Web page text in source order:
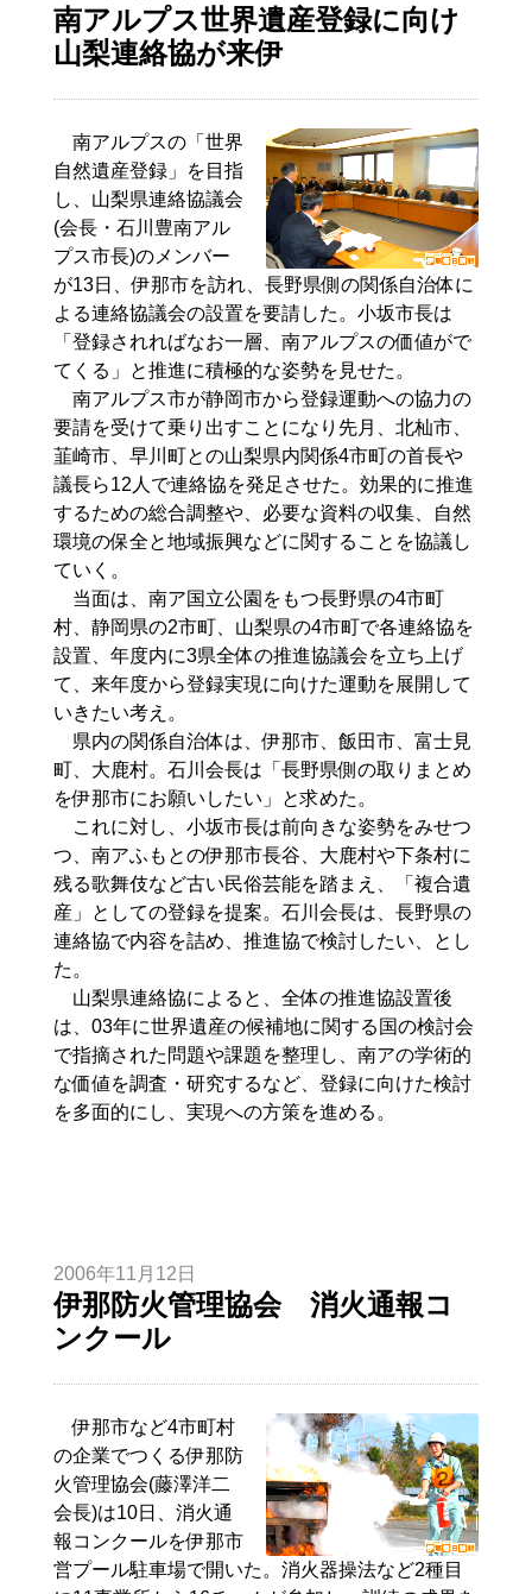
南アルプス世界遺産登録に向け
山梨連絡協が来伊
南アルプスの「世界
自然遺産登録」を目指
し、山梨県連絡協議会
(会長・石川豊南アル
プス市長)のメンバー
が13日、伊那市を訪れ、長野県側の関係自治体に
よる連絡協議会の設置を要請した。小坂市長は
「登録されればなお一層、南アルプスの価値がで
てくる」と推進に積極的な姿勢を見せた。
南アルプス市が静岡市から登録運動への協力の
要請を受けて乗り出すことになり先月、北杣市、
韮崎市、早川町との山梨県内関係4市町の首長や
議長ら12人で連絡協を発足させた。効果的に推進
するための総合調整や、必要な資料の収集、自然
環境の保全と地域振興などに関することを協議し
ていく。
当面は、南ア国立公園をもつ長野県の4市町
村、静岡県の2市町、山梨県の4市町で各連絡協を
設置、年度内に3県全体の推進協議会を立ち上げ
て、来年度から登録実現に向けた運動を展開して
いきたい考え。
県内の関係自治体は、伊那市、飯田市、富士見
町、大鹿村。石川会長は「長野県側の取りまとめ
を伊那市にお願いしたい」と求めた。
これに対し、小坂市長は前向きな姿勢をみせつ
つ、南アふもとの伊那市長谷、大鹿村や下条村に
残る歌舞伎など古い民俗芸能を踏まえ、「複合遺
産」としての登録を提案。石川会長は、長野県の
連絡協で内容を詰め、推進協で検討したい、とし
た。
山梨県連絡協によると、全体の推進協設置後
は、03年に世界遺産の候補地に関する国の検討会
で指摘された問題や課題を整理し、南アの学術的
な価値を調査・研究するなど、登録に向けた検討
を多面的にし、実現への方策を進める。
2006年11月12日
伊那防火管理協会 消火通報コ
ンクール
伊那市など4市町村
の企業でつくる伊那防
火管理協会(藤澤洋二
会長)は10日、消火通
報コンクールを伊那市
営プール駐車場で開いた。消火器操法など2種目